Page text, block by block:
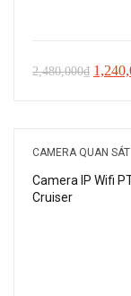
2,480,000₫ Giá
CAMERA QUAN SÁT
Camera IP Wifi
Cruiser